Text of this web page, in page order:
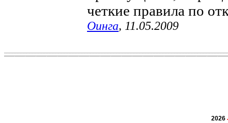
четкие правила по
Оинга, 11.05.2009
2026